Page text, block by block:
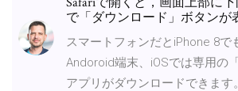
で「ダウンロード」ボタンが
スマートフォンだとiPhone 8で
Andoroid端末、iOSでは専用の
アプリがダウンロードできます